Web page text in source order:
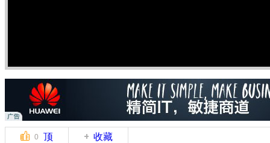
0 顶 收藏